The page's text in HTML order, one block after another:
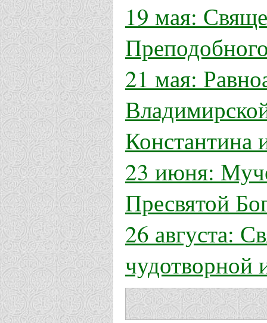
19 мая:
21 мая:
Константина
23 июня:
Пресвятой
26 августа:
чудотворной